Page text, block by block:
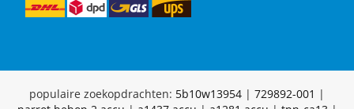
populaire zoekopdrachten: 5b10w13954 | 729892-001 |